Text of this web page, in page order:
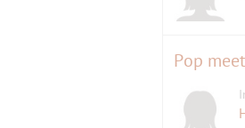
Pop